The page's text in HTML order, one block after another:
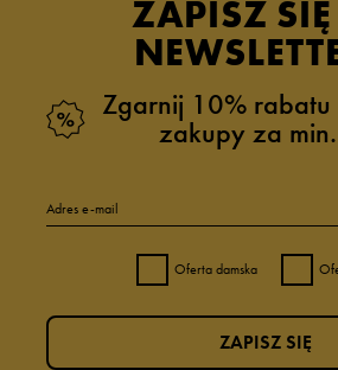
ZAPISZ
Zgarnij 10% rabatu
zakupy za
Adres e-mail
Oferta damska
ZAPISZ SIĘ